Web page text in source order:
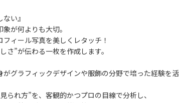
い』
が何よりも大切。
ィール写真を美しくレタッチ！
さ”が伝わる一枚を作成します。
がグラフィックデザインや服飾の分野で培った経験を
られ方”を、客観的かつプロの目線で分析し、